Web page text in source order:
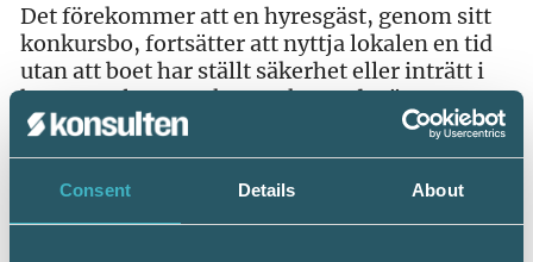
Consent Details About
Det förekommer att en hyresgäst, genom sitt
konkursbo, fortsätter att nyttja lokalen en tid
utan att boet har ställt säkerhet eller inträtt i
hyresavtalet. Man kan tycka att det är
självklart att boet i en sådan situation ska
betala hyra för den tid lokalen nyttjas. Men
någon sådan skyldighet uppstår inte bara för